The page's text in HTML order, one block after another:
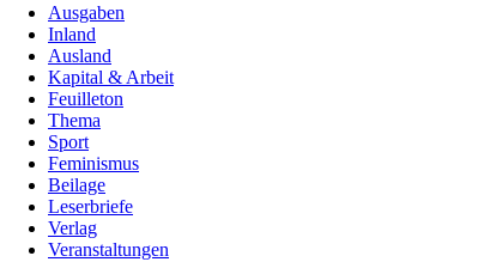
Ausgaben
Inland
Ausland
Kapital & Arbeit
Feuilleton
Thema
Sport
Feminismus
Beilage
Leserbriefe
Verlag
Veranstaltungen